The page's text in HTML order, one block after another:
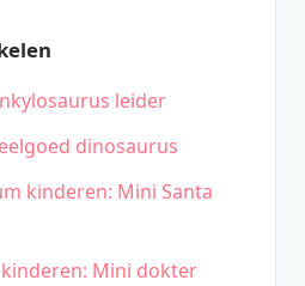
leider
dinosaurus
kinderen: Mini Santa
Mini dokter